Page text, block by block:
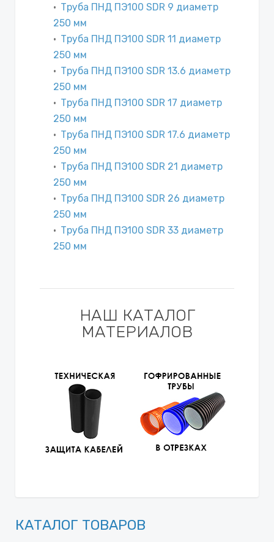
Труба ПНД ПЭ100 SDR 9 диаметр
250 мм
Труба ПНД ПЭ100 SDR 11 диаметр
250 мм
Труба ПНД ПЭ100 SDR 13.6 диаметр
250 мм
Труба ПНД ПЭ100 SDR 17 диаметр
250 мм
Труба ПНД ПЭ100 SDR 17.6 диаметр
250 мм
Труба ПНД ПЭ100 SDR 21 диаметр
250 мм
Труба ПНД ПЭ100 SDR 26 диаметр
250 мм
Труба ПНД ПЭ100 SDR 33 диаметр
250 мм
НАШ КАТАЛОГ
МАТЕРИАЛОВ
КАТАЛОГ ТОВАРОВ